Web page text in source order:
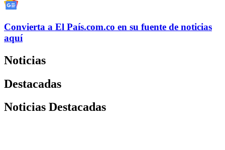
Convierta a El País.com.co en su fuente de noticias
aquí
Noticias
Destacadas
Noticias Destacadas